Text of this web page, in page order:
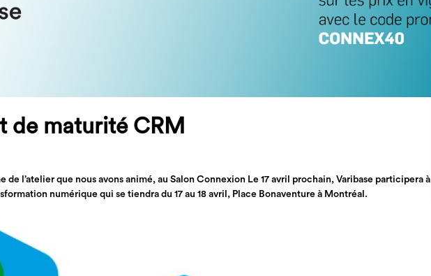
de maturité CRM
l’atelier que nous avons animé, au Salon Connexion Le 17 avril prochain, Varibase participera à
numérique qui se tiendra du 17 au 18 avril, Place Bonaventure à Montréal.